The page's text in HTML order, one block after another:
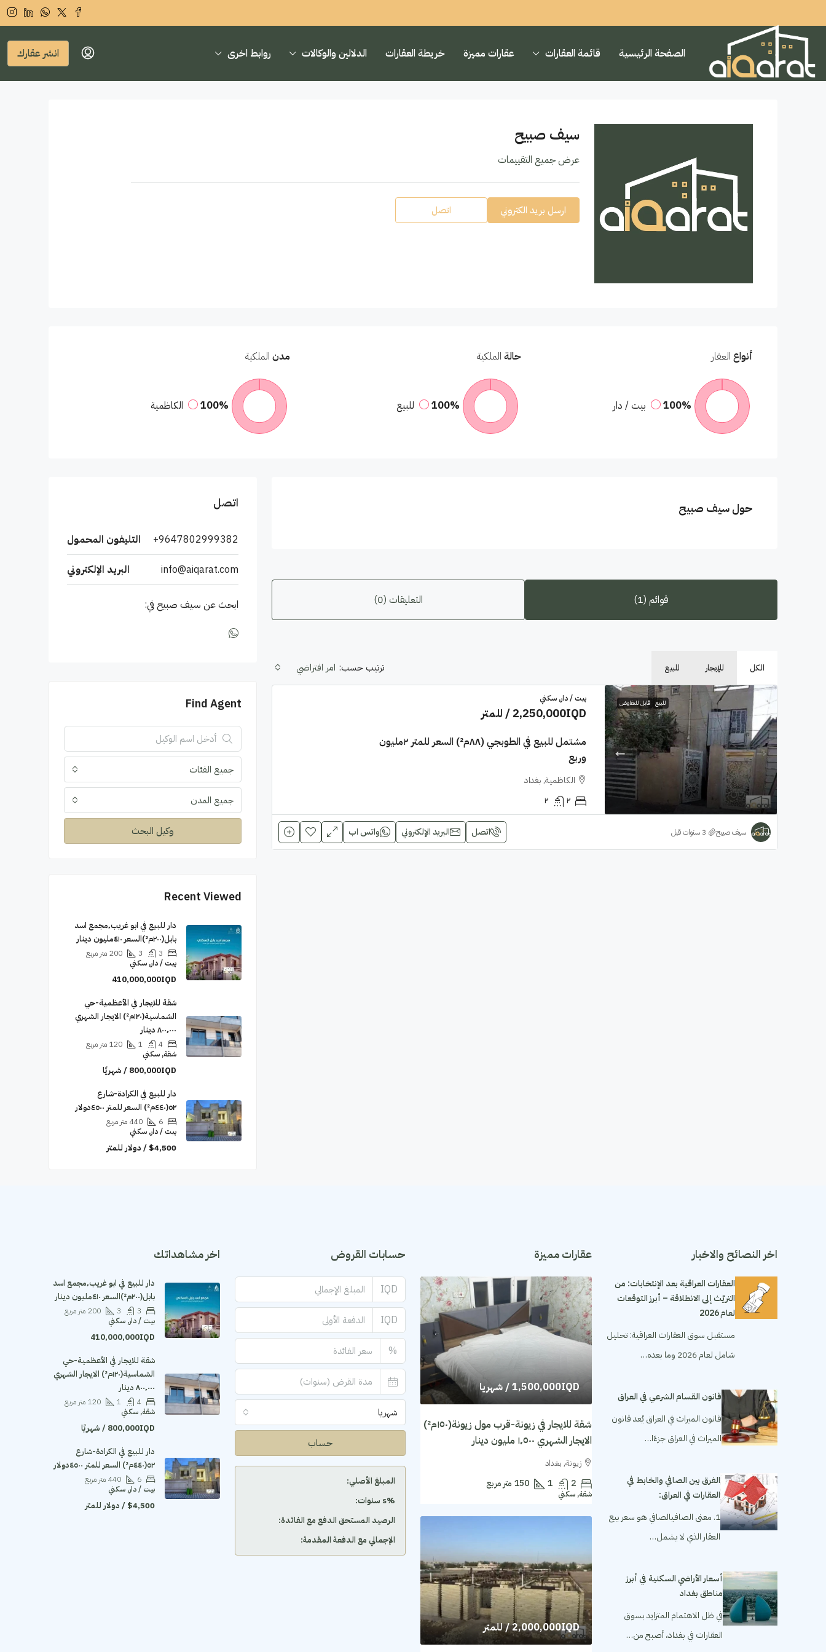
الصفحة الرئيسية قائمة العقارات عقارات مميزة خريطة العقارات الدلالين والوكالات روابط اخرى انشر عقارك
سيف صبيح
عرض جميع التقييمات
ارسل بريد الكتروني اتصل
أنواع العقار
100% بيت / دار
حالة الملكية
100% للبيع
مدن الملكية
100% الكاظمية
حول سيف صبيح
قوائم (1) التعليقات (0)
الكل للإيجار للبيع ترتيب حسب: امر افتراضي
للبيع قابل للتفاوض بيت / دار, سكني
2,250,000IQD/ للمتر
مشتمل للبيع في الطوبجي (٨٨م²) السعر للمتر ٢مليون
وربع
الكاظمية, بغداد
٢
٢
سيف صبيح اتصل البريد الإلكتروني واتس اب
اتصل
التليفون المحمول +9647802999382
البريد الإلكتروني info@aiqarat.com
ابحث عن سيف صبيح في:
Find Agent
جميع الفئات
جميع المدن
وكيل البحث
Recent Viewed
دار للبيع في ابو غريب٬مجمع اسد
بابل(٢٠٠م²)السعر ٤١٠مليون دينار
3
3
200 متر مربع
بيت / دار, سكني
410,000,000IQD
شقة للايجار في الأعظمية-حي
الشماسية(١٢٠م²) الايجار الشهري
٨٠٠٬٠٠٠ دينار
4
1
120 متر مربع
شقة, سكني
800,000IQD / شهريًا
دار للبيع في الكرادة-شارع
٥٢(٤٤٠م²) السعر للمتر ٤٥٠٠دولار
6
440 متر مربع
بيت / دار, سكني
$4,500 / دولار للمتر
اخر النصائح والاخبار
العقارات العراقية بعد الإنتخابات: من
التريّث إلى الانطلاقة – أبرز التوقعات
لعام 2026
مستقبل سوق العقارات العراقية: تحليل
شامل لعام 2026 وما بعده…
قانون القسام الشرعي في العراق
قانون الميراث في العراق يُعد قانون
الميراث في العراق جزءًا…
الفرق بين الصافي والخابط في
العقارات في العراق:
1. معنى الصافيالصافي هو سعر بيع
العقار الذي لا يشمل…
أسعار الأراضي السكنية في أبرز
مناطق بغداد
في ظل الاهتمام المتزايد بسوق
العقارات في بغداد، أصبح من…
عقارات مميزة
1,500,000IQD/ شهريا
شقة للايجار في زيونة-قرب مول زيونة(١٥٠م²)
الايجار الشهري ١٬٥٠٠ مليون دينار
زيونة, بغداد
2
1
150 متر مربع
شقة, سكني
2,000,000IQD/ للمتر
حسابات القروض
IQD
IQD
%
شهريا
حساب
المبلغ الأصلي:
‫%s سنوات:
الرصيد المستحق الدفع مع الفائدة:
الإجمالي مع الدفعة المقدمة:
اخر مشاهداتك
دار للبيع في ابو غريب٬مجمع اسد
بابل(٢٠٠م²)السعر ٤١٠مليون دينار
3
3
200 متر مربع
بيت / دار, سكني
410,000,000IQD
شقة للايجار في الأعظمية-حي
الشماسية(١٢٠م²) الايجار الشهري
٨٠٠٬٠٠٠ دينار
4
1
120 متر مربع
شقة, سكني
800,000IQD / شهريًا
دار للبيع في الكرادة-شارع
٥٢(٤٤٠م²) السعر للمتر ٤٥٠٠دولار
6
440 متر مربع
بيت / دار, سكني
$4,500 / دولار للمتر